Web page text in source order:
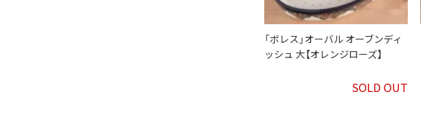
「ボレス」オーバル オーブンディ
ッシュ 大【オレンジローズ】
SOLD OUT